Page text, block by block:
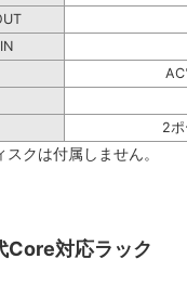
2
クは付属しません。
対応ラック